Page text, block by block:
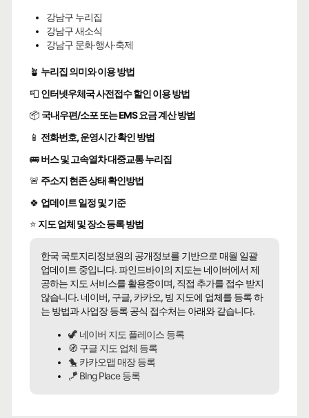
강남구 누리집
강남구 새소식
강남구 문화·행사·축제
🪴 누리집 의미와 이용 방법
📮 인터넷우체국 사전접수 할인 이용 방법
📦 국내우편/소포 또는 EMS 요금 계산 방법
📱 전화번호, 운영시간 확인 방법
🚌버스 및 고속열차 대중교통 누리집
🚨 주소지 현존 상태 확인방법
🍀 업데이트 일정 및 기준
⭐ 지도 업체 및 장소 등록 방법
한국 국토지리정보원의 공개정보를 기반으로 매월 일괄
업데이트 중입니다. 파인드바이의 지도는 네이버에서 제
공하는 지도 서비스를 활용중이며, 직접 추가를 접수 받지
않습니다. 네이버, 구글, 카카오, 빙 지도에 업체를 등록 하
는 방법과 사업장 등록 공식 접수처는 아래와 같습니다.
🦖 네이버 지도 플레이스 등록
🧭 구글 지도 업체 등록
🐤 카카오맵 매장 등록
🪁 BIng Place 등록